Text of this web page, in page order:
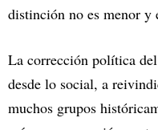
distinción no es menor y
La corrección política
desde lo social, a
muchos grupos